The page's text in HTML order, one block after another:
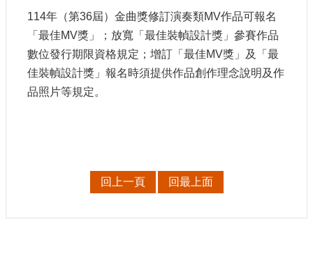
114年（第36屆）金曲獎修訂演奏類MV作品可報名
「最佳MV獎」；放寬「最佳裝幀設計獎」參賽作品
數位發行期限資格規定；增訂「最佳MV獎」及「最
佳裝幀設計獎」報名時須提供作品創作理念說明及作
品照片等規定。
回上一頁 回最上面